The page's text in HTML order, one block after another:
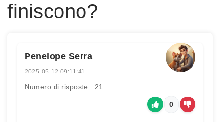
finiscono?
Penelope Serra
2025-05-12 09:11:41
Numero di risposte : 21
0